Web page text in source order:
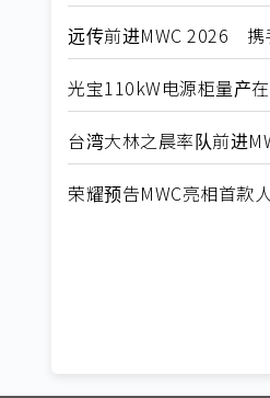
远传前进MWC 2026 携
光宝110kW电源柜量产
台湾大林之晨率队前进
荣耀预告MWC亮相首款